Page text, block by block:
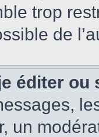
trop
de
éditer ou
un